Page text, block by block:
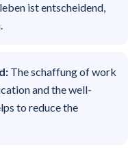
ist entscheidend,
The schaffung of work
and the well-
to reduce the